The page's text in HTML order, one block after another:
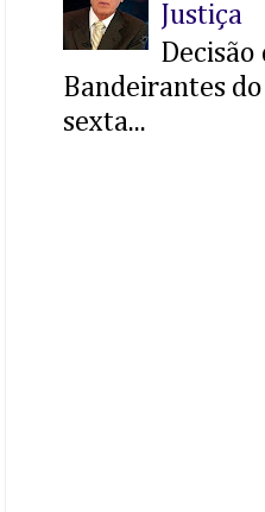
Justiça
Decisão
Bandeirantes
sexta...